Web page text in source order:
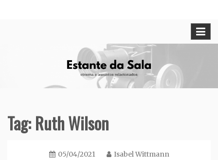
Tag:Ruth Wilson
05/04/2021 Isabel Wittmann